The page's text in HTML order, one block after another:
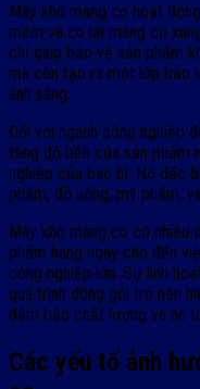
Máy khò màng co hoạt
mềm và co lại màng co
chỉ giúp bảo vệ sản phẩm
mà còn tạo ra một lớp bảo
ánh sáng.
Đối với ngành công nghiệp
tăng độ bền của sản phẩm
nghiệp của bao bì. Nó đặc
phẩm, đồ uống, mỹ phẩm,
Máy khò màng co có nhiều
phẩm hàng ngày cho đến
công nghiệp lớn. Sự linh
quá trình đóng gói trở nên
đảm bảo chất lượng và an
Các yếu tố ảnh